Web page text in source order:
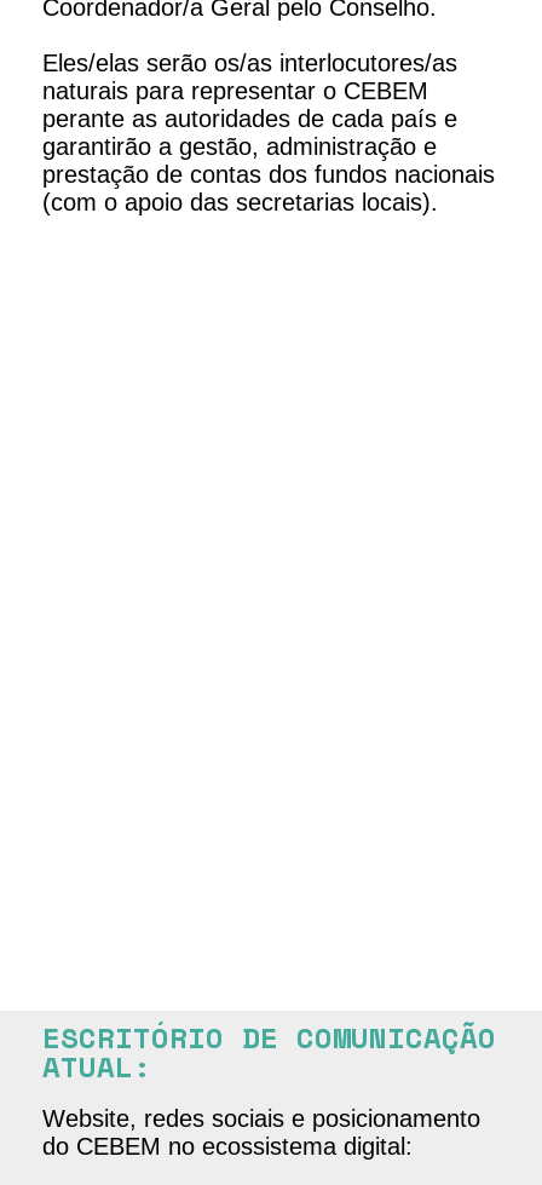
Coordenador/a Geral pelo Conselho.
Eles/elas serão os/as interlocutores/as
naturais para representar o CEBEM
perante as autoridades de cada país e
garantirão a gestão, administração e
prestação de contas dos fundos nacionais
(com o apoio das secretarias locais).
ESCRITÓRIO DE COMUNICAÇÃO
ATUAL:
Website, redes sociais e posicionamento
do CEBEM no ecossistema digital: